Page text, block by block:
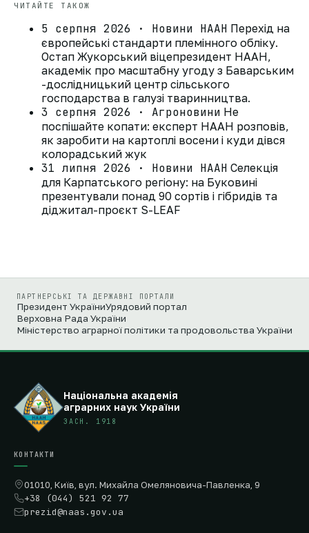
ЧИТАЙТЕ ТАКОЖ
5 серпня 2026 · Новини НААН Перехід на
європейські стандарти племінного обліку.
Остап Жукорський віцепрезидент НААН,
академік про масштабну угоду з Баварським
-дослідницький центр сільського
господарства в галузі тваринництва.
3 серпня 2026 · Агроновини Не
поспішайте копати: експерт НААН розповів,
як заробити на картоплі восени і куди дівся
колорадський жук
31 липня 2026 · Новини НААН Селекція
для Карпатського регіону: на Буковині
презентували понад 90 сортів і гібридів та
діджитал-проєкт S-LEAF
ПАРТНЕРСЬКІ ТА ДЕРЖАВНІ ПОРТАЛИ
Президент УкраїниУрядовий портал
Верховна Рада України
Міністерство аграрної політики та продовольства України
Національна академія
аграрних наук України
ЗАСН. 1918
КОНТАКТИ
01010, Київ, вул. Михайла Омеляновича-Павленка, 9
+38 (044) 521 92 77
prezid@naas.gov.ua